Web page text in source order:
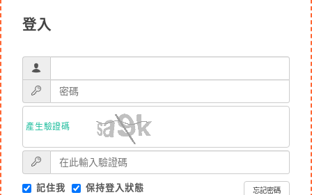
登入
產生驗證碼
記住我 保持登入狀態 忘記密碼